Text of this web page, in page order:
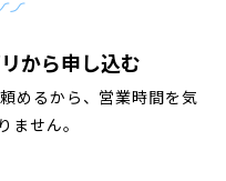
から申し込む
めるから、営業時間を気
ません。